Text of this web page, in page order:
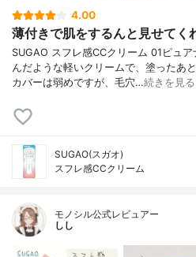
4.00
薄付きで肌をするんと見せてく
SUGAO スフレ感CCクリーム 01ピュ
んだような軽いクリームで、塗ったあ
カバーは弱めですが、毛穴…続きを見る
SUGAO(スガオ)
スフレ感CCクリーム
モノシル公式レビュアー
しし